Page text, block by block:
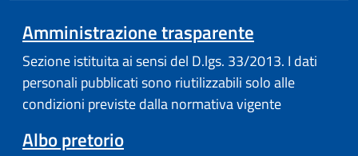
Amministrazione trasparente
Sezione istituita ai sensi del D.lgs. 33/2013. I dati
personali pubblicati sono riutilizzabili solo alle
condizioni previste dalla normativa vigente
Albo pretorio(apre in un'altra scheda).